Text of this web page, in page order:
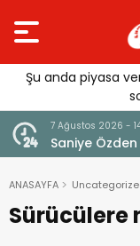
Şu anda piyasa
7 Ağustos 2026 -
Saniye
ANASAYFA
Sürücülere